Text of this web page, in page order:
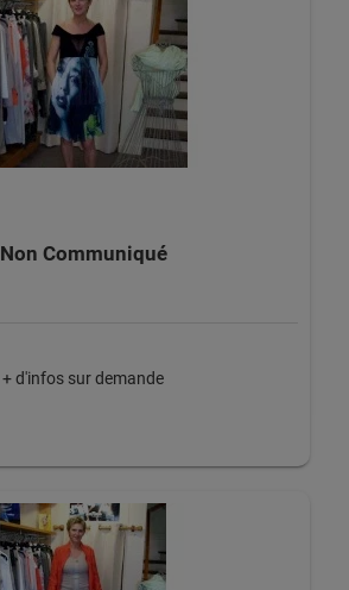
Non Communiqué
+ d'infos sur demande